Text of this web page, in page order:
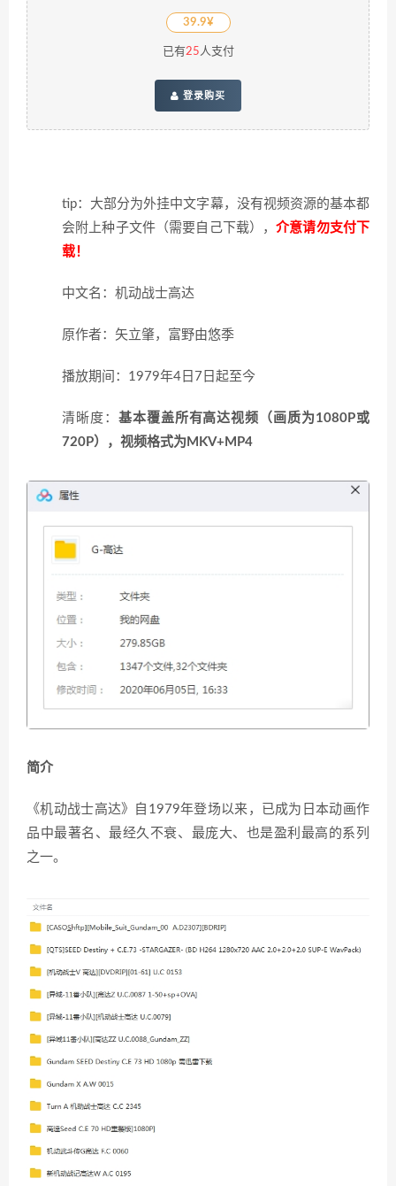
39.9¥
已有25人支付
登录购买
tip：大部分为外挂中文字幕，没有视频资源的基本都
会附上种子文件（需要自己下载），介意请勿支付下
载！
中文名：机动战士高达
原作者：矢立肇，富野由悠季
播放期间：1979年4日7日起至今
清晰度： 基本覆盖所有高达视频（画质为1080P或
720P），视频格式为MKV+MP4
简介
《机动战士高达》自1979年登场以来，已成为日本动画作
品中最著名、最经久不衰、最庞大、也是盈利最高的系列
之一。